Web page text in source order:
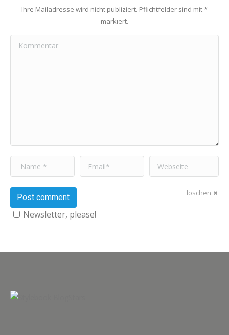
Ihre Mailadresse wird nicht publiziert. Pflichtfelder sind mit*
markiert.
Kommentar
Name * Email * Webseite
löschen
Post comment
Newsletter, please!